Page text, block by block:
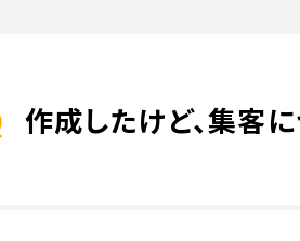
作成したけど、集客